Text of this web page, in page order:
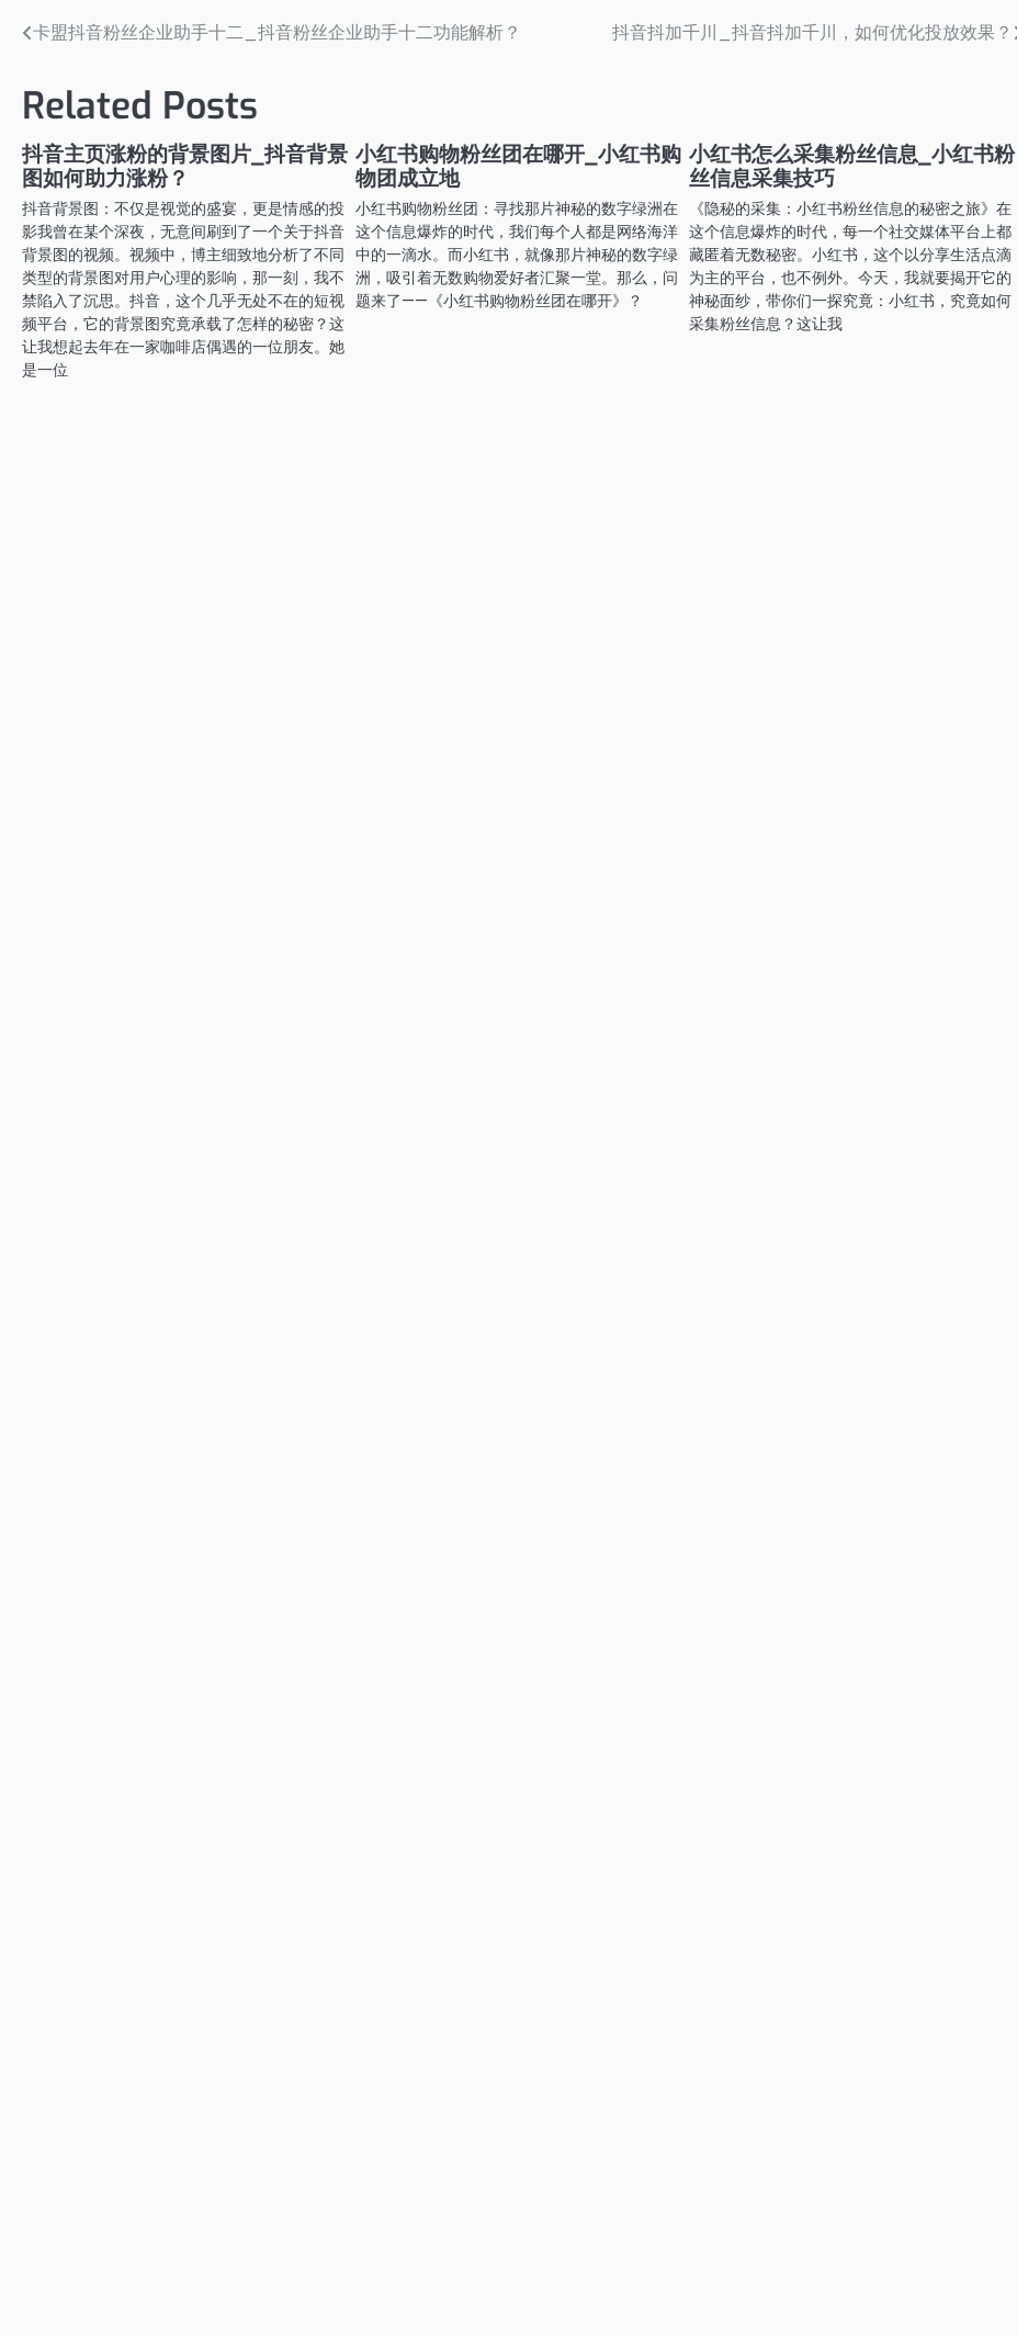
文
导
航
卡盟抖音粉丝企业助手十二_抖音粉丝企业助手十二功能解析？ 抖音抖加千川_抖音抖加千川，如何优化投放效果？
Related Posts
抖音主页涨粉的背景图片_抖音背景
图如何助力涨粉？
抖音背景图：不仅是视觉的盛宴，更是情感的投
影我曾在某个深夜，无意间刷到了一个关于抖音
背景图的视频。视频中，博主细致地分析了不同
类型的背景图对用户心理的影响，那一刻，我不
禁陷入了沉思。抖音，这个几乎无处不在的短视
频平台，它的背景图究竟承载了怎样的秘密？这
让我想起去年在一家咖啡店偶遇的一位朋友。她
是一位
小红书购物粉丝团在哪开_小红书购
物团成立地
小红书购物粉丝团：寻找那片神秘的数字绿洲在
这个信息爆炸的时代，我们每个人都是网络海洋
中的一滴水。而小红书，就像那片神秘的数字绿
洲，吸引着无数购物爱好者汇聚一堂。那么，问
题来了——《小红书购物粉丝团在哪开》？
小红书怎么采集粉丝信息_小红书粉
丝信息采集技巧
《隐秘的采集：小红书粉丝信息的秘密之旅》在
这个信息爆炸的时代，每一个社交媒体平台上都
藏匿着无数秘密。小红书，这个以分享生活点滴
为主的平台，也不例外。今天，我就要揭开它的
神秘面纱，带你们一探究竟：小红书，究竟如何
采集粉丝信息？这让我